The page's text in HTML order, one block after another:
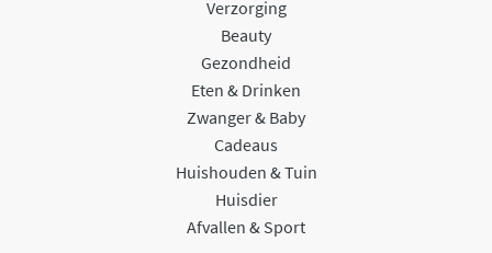
Verzorging
Beauty
Gezondheid
Eten & Drinken
Zwanger & Baby
Cadeaus
Huishouden & Tuin
Huisdier
Afvallen & Sport